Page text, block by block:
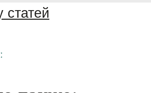
статей